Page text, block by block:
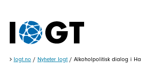
Iogt.no / Nyheter Iogt / Alkoholpolitisk dialog i